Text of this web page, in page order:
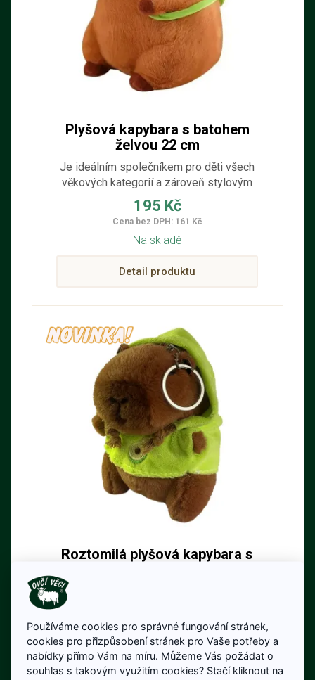
Plyšová kapybara s batohem
želvou 22 cm
Je ideálním společníkem pro děti všech
věkových kategorií a zároveň stylovým
doplňkem každého dětského pokojíčku.
195 Kč
Cena bez DPH: 161 Kč
Na skladě
Detail produktu
Roztomilá plyšová kapybara s
Roztomilá kapybara s barevnou mikinou
mazlíček i přívěsek na klíče!
150 Kč
Cena bez DPH: 124 Kč
Skladem
Používáme cookies pro správné fungování stránek,
cookies pro přizpůsobení stránek pro Vaše potřeby a
nabídky přímo Vám na míru. Můžeme Vás požádat o
souhlas s takovým využitím cookies? Stačí kliknout na